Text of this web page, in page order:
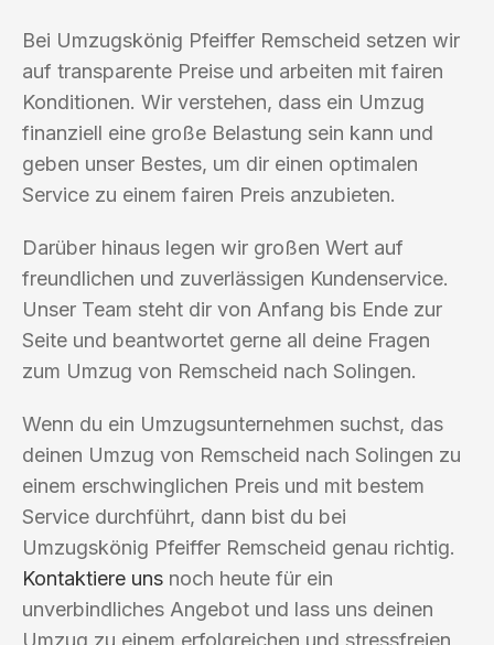
Bei Umzugskönig Pfeiffer Remscheid setzen wir
auf transparente Preise und arbeiten mit fairen
Konditionen. Wir verstehen, dass ein Umzug
finanziell eine große Belastung sein kann und
geben unser Bestes, um dir einen optimalen
Service zu einem fairen Preis anzubieten.
Darüber hinaus legen wir großen Wert auf
freundlichen und zuverlässigen Kundenservice.
Unser Team steht dir von Anfang bis Ende zur
Seite und beantwortet gerne all deine Fragen
zum Umzug von Remscheid nach Solingen.
Wenn du ein Umzugsunternehmen suchst, das
deinen Umzug von Remscheid nach Solingen zu
einem erschwinglichen Preis und mit bestem
Service durchführt, dann bist du bei
Umzugskönig Pfeiffer Remscheid genau richtig.
Kontaktiere uns noch heute für ein
unverbindliches Angebot und lass uns deinen
Umzug zu einem erfolgreichen und stressfreien